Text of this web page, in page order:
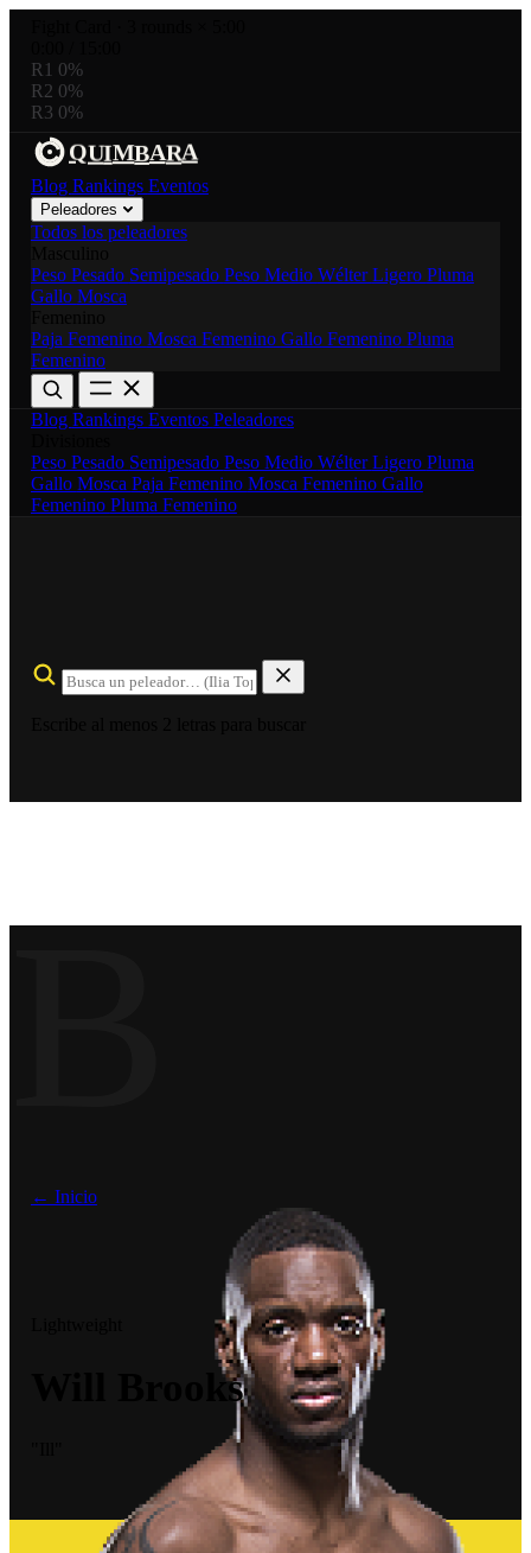
R1 0%
R2 0%
R3 0%
QUIMBARA
Blog Rankings Eventos
Peleadores
Todos los peleadores
Peso Pesado Semipesado Peso Medio WélterLigero Pluma
Gallo Mosca
Paja Femenino Mosca Femenino Gallo Femenino Pluma
Femenino
Blog Rankings Eventos Peleadores
Peso Pesado Semipesado Peso Medio WélterLigero Pluma
Gallo Mosca Paja Femenino Mosca Femenino Gallo
Femenino Pluma Femenino
← Inicio
Will Brooks